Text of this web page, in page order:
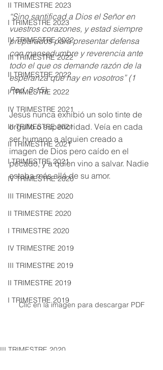
II TRIMESTRE 2023
I TRIMESTRE 2023
IV TRIMESTRE 2022
III TRIMESTRE 2022
II TRIMESTRE 2022
I TRIMESTRE 2022
IV TRIMESTRE 2021
III TRIMESTRE 2021
II TRIMESTRE 2021
I TRIMESTRE 2021
IV TRIMESTRE 2020
III TRIMESTRE 2020
II TRIMESTRE 2020
I TRIMESTRE 2020
IV TRIMESTRE 2019
III TRIMESTRE 2019
II TRIMESTRE 2019
I TRIMESTRE 2019
“Sino santificad a Dios el Señor en
vuestros corazones, y estad siempre
preparados para presentar defensa
con mansedumbre y reverencia ante
todo el que os demande razón de la
esperanza que hay en vosotros” (1
Ped. 3:15).
Jesús nunca exhibió un solo tinte de
orgullo o superioridad. Veía en cada
ser humano a alguien creado a
imagen de Dios pero caído en el
pecado, y a quien vino a salvar. Nadie
estaba más allá de su amor.
Clic en la imagen para descargar PDF
III TRIMESTRE 2020